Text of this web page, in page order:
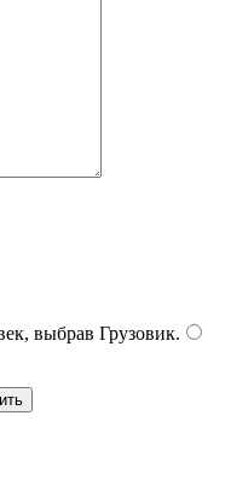
выбрав Грузовик.